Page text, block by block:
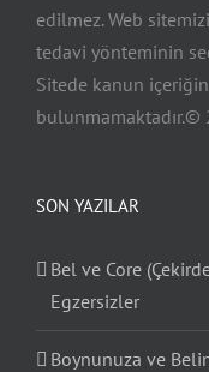
edilmez. Web
tedavi yönteminin
Sitede kanun
bulunmamaktadır.©
SON YAZILAR
Bel ve Core
Egzersizler
Boynunuza ve